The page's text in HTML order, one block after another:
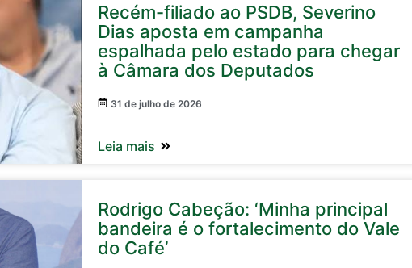
Recém-filiado ao PSDB, Severino
Dias aposta em campanha
espalhada pelo estado para chegar
à Câmara dos Deputados
31 de julho de 2026
Leia mais
Rodrigo Cabeção: ‘Minha principal
bandeira é o fortalecimento do Vale
do Café’